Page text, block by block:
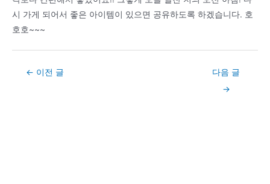
시 가게 되어서 좋은 아이템이 있으면 공유하도록 하겠습니다. 호
호호~~~
Post← 이전 글
다음 글
→